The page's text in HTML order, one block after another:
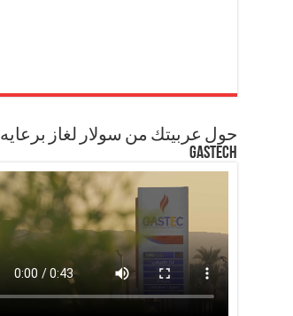
حول عربيتك من سولار لغاز برعايه
GASTECH